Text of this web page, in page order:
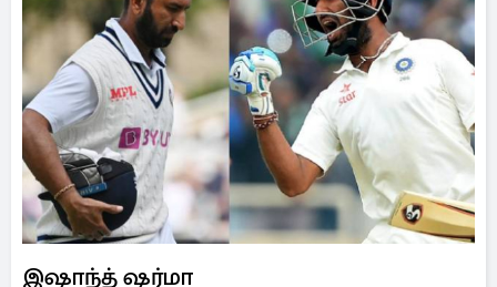
இஷாந்த் ஷர்மா